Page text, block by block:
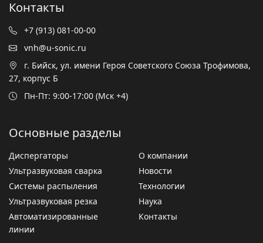
Контакты
+7 (913) 081-00-00
vnh@u-sonic.ru
г. Бийск, ул. имени Героя Советского Союза Трофимова,
27, корпус Б
Пн-Пт: 9:00-17:00 (Мск +4)
Основные разделы
Диспергаторы
Ультразвуковая сварка
Системы распыления
Ультразвуковая резка
Автоматизированные
линии
О компании
Новости
Технологии
Наука
Контакты